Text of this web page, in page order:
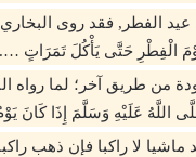
عيد الفطر, فقد روى
الْفِطْرِ حَتَّى يَأْكُلَ تَمَرَاتٍ ….
من طريق آخر؛ لما رواه
اللَّهُ عَلَيْهِ وَسَلَّمَ إِذَا كَانَ
لا راكبا فإن ذهب